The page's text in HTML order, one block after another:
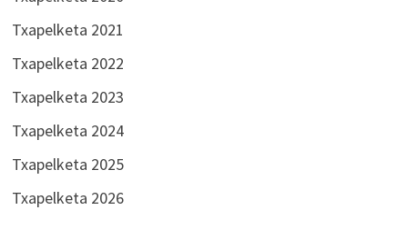
Txapelketa 2021
Txapelketa 2022
Txapelketa 2023
Txapelketa 2024
Txapelketa 2025
Txapelketa 2026